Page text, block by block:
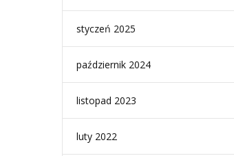
styczeń 2025
październik 2024
listopad 2023
luty 2022